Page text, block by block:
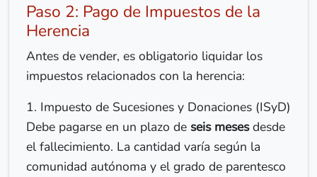
Paso 2: Pago de Impuestos de la
Herencia
Antes de vender, es obligatorio liquidar los
impuestos relacionados con la herencia:
1. Impuesto de Sucesiones y Donaciones (ISyD)
Debe pagarse en un plazo de seis mesesdesde
el fallecimiento. La cantidad varía según la
comunidad autónoma y el grado de parentesco